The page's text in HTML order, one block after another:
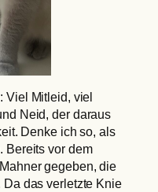
Viel Mitleid, viel
Neid, der daraus
Denke ich so, als
Bereits vor dem
gegeben, die
Da das verletzte Knie